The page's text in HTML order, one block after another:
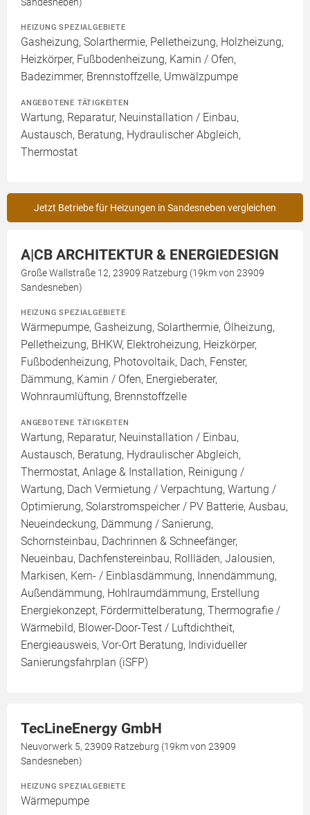
HEIZUNG SPEZIALGEBIETE
Gasheizung, Solarthermie, Pelletheizung, Holzheizung,
Heizkörper, Fußbodenheizung, Kamin / Ofen,
Badezimmer, Brennstoffzelle, Umwälzpumpe
ANGEBOTENE TÄTIGKEITEN
Wartung, Reparatur, Neuinstallation / Einbau,
Austausch, Beratung, Hydraulischer Abgleich,
Thermostat
Jetzt Betriebe für Heizungen in Sandesneben vergleichen
A|CB ARCHITEKTUR & ENERGIEDESIGN
Große Wallstraße 12, 23909 Ratzeburg (19km von 23909
Sandesneben)
HEIZUNG SPEZIALGEBIETE
Wärmepumpe, Gasheizung, Solarthermie, Ölheizung,
Pelletheizung, BHKW, Elektroheizung, Heizkörper,
Fußbodenheizung, Photovoltaik, Dach, Fenster,
Dämmung, Kamin / Ofen, Energieberater,
Wohnraumlüftung, Brennstoffzelle
ANGEBOTENE TÄTIGKEITEN
Wartung, Reparatur, Neuinstallation / Einbau,
Austausch, Beratung, Hydraulischer Abgleich,
Thermostat, Anlage & Installation, Reinigung /
Wartung, Dach Vermietung / Verpachtung, Wartung /
Optimierung, Solarstromspeicher / PV Batterie, Ausbau,
Neueindeckung, Dämmung / Sanierung,
Schornsteinbau, Dachrinnen & Schneefänger,
Neueinbau, Dachfenstereinbau, Rollläden, Jalousien,
Markisen, Kern- / Einblasdämmung, Innendämmung,
Außendämmung, Hohlraumdämmung, Erstellung
Energiekonzept, Fördermittelberatung, Thermografie /
Wärmebild, Blower-Door-Test / Luftdichtheit,
Energieausweis, Vor-Ort Beratung, Individueller
Sanierungsfahrplan (iSFP)
TecLineEnergy GmbH
Neuvorwerk 5, 23909 Ratzeburg (19km von 23909
Sandesneben)
HEIZUNG SPEZIALGEBIETE
Wärmepumpe